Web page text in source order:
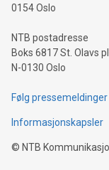
0154 Oslo
NTB postadresse
Boks 6817 St. Olavs
N-0130 Oslo
Følg
Informasjonskapsler
© NTB